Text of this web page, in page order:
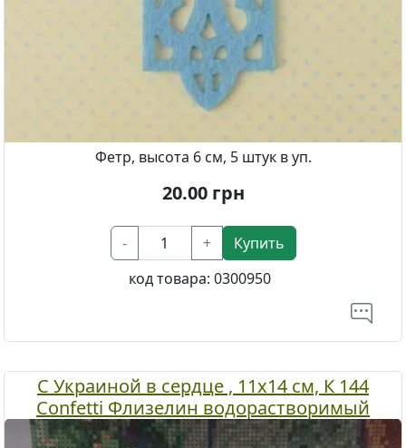
Фетр, высота 6 см, 5 штук в уп.
20.00грн
- +
Купить
код товара: 0300950
С Украиной в сердце , 11х14 см, К 144
Confetti Флизелин водорастворимый
пришивной с рисунком